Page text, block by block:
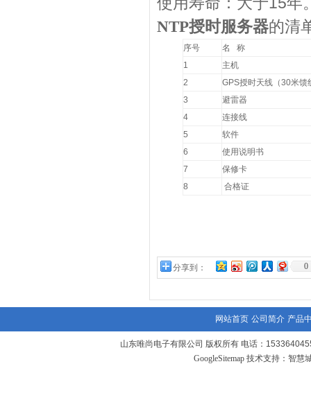
NTP授时服务器的清
序号 名
称
1
主机
2
GPS授时天线（30米馈
3
避雷器
4
连接线
5
软件
6
使用说明书
7
保修卡
8
合格证
分享到： 0
网站首页 公司简介 产品
山东唯尚电子有限公司 版权所有 电话：
GoogleSitemap技术支持： 智慧